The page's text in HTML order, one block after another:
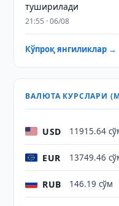
туширилади
21:55 · 06/08
Кўпроқ янгиликлар →
ВАЛЮТА КУРСЛАРИ
USD 11915.64
EUR 13749.46
RUB 146.19 сўм